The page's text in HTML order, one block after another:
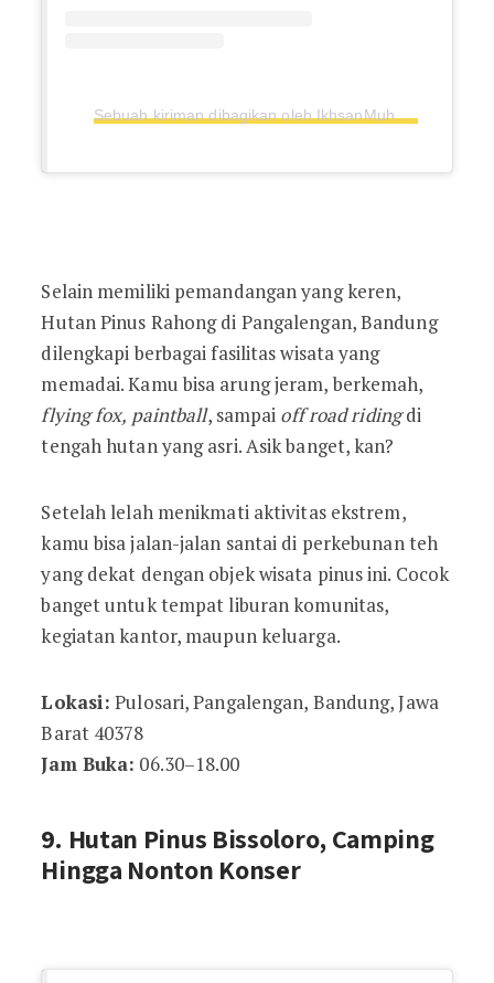
Sebuah kiriman dibagikan oleh IkhsanMuhammadSayyid (@sanss26)
Selain memiliki pemandangan yang keren,
Hutan Pinus Rahong di Pangalengan, Bandung
dilengkapi berbagai fasilitas wisata yang
memadai. Kamu bisa arung jeram, berkemah,
flying fox, paintball, sampai off road ridingdi
tengah hutan yang asri. Asik banget, kan?
Setelah lelah menikmati aktivitas ekstrem,
kamu bisa jalan-jalan santai di perkebunan teh
yang dekat dengan objek wisata pinus ini. Cocok
banget untuk tempat liburan komunitas,
kegiatan kantor, maupun keluarga.
Lokasi: Pulosari, Pangalengan, Bandung, Jawa
Barat 40378
Jam Buka: 06.30–18.00
9. Hutan Pinus Bissoloro, Camping
Hingga Nonton Konser